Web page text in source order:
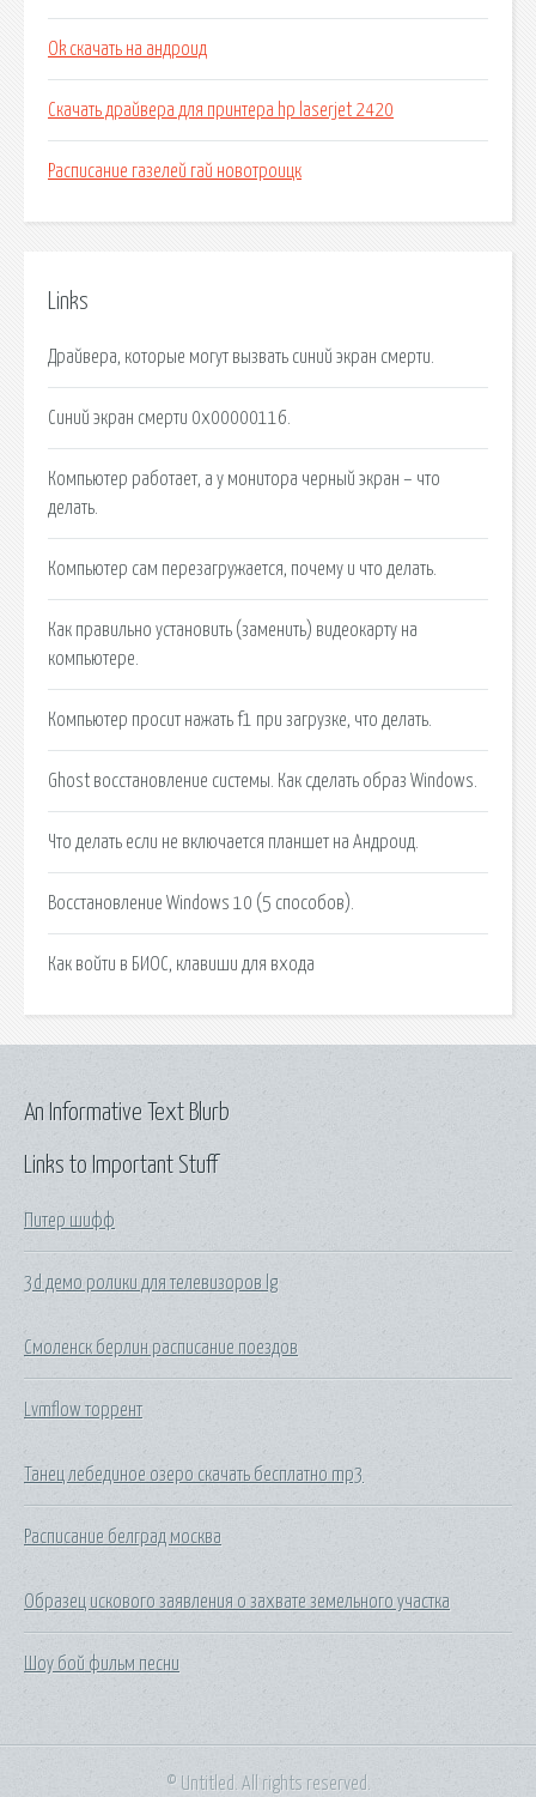
Ok скачать на андроид
Скачать драйвера для принтера hp laserjet 2420
Расписание газелей гай новотроицк
Links
Драйвера, которые могут вызвать синий экран смерти.
Синий экран смерти 0x00000116.
Компьютер работает, а у монитора черный экран – что
делать.
Компьютер сам перезагружается, почему и что делать.
Как правильно установить (заменить) видеокарту на
компьютере.
Компьютер просит нажать f1 при загрузке, что делать.
Ghost восстановление системы. Как сделать образ Windows.
Что делать если не включается планшет на Андроид.
Восстановление Windows 10 (5 способов).
Как войти в БИОС, клавиши для входа
Links to Important Stuff
Питер шифф
3d демо ролики для телевизоров lg
Смоленск берлин расписание поездов
Lvmflow торрент
Танец лебединое озеро скачать бесплатно mp3
Расписание белград москва
Образец искового заявления о захвате земельного участка
Шоу бой фильм песни
An Informative Text Blurb
© Untitled. All rights reserved.